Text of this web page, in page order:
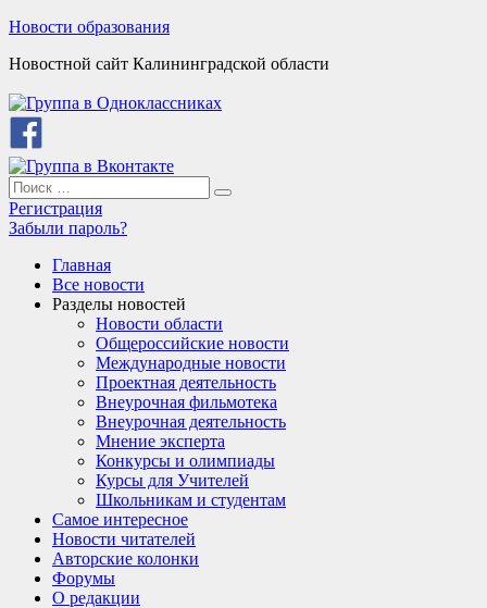
Skip
content
Новости образования
Новостной сайт Калининградской области
Search
for:
Search
Регистрация
Забыли пароль?
Главная
Все новости
Разделы новостей
Новости области
Общероссийские новости
Международные новости
Проектная деятельность
Внеурочная фильмотека
Внеурочная деятельность
Мнение эксперта
Конкурсы и олимпиады
Курсы для Учителей
Школьникам и студентам
Самое интересное
Новости читателей
Авторские колонки
Форумы
О редакции